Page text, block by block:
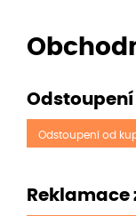
Odstoupení od
Reklamace